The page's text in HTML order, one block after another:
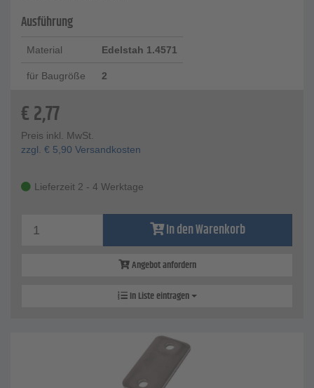
Ausführung
Material Edelstah 1.4571
für Baugröße 2
€2,77
Preis inkl. MwSt.
zzgl. € 5,90 Versandkosten
Lieferzeit 2 - 4 Werktage
In den Warenkorb
Angebot anfordern
In Liste eintragen